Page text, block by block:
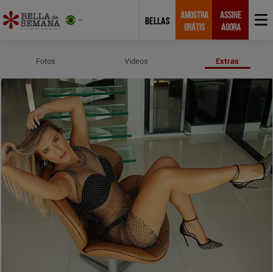
BELLAS
AMOSTRA
GRÁTIS
ASSINE
AGORA
Fotos Videos Extras